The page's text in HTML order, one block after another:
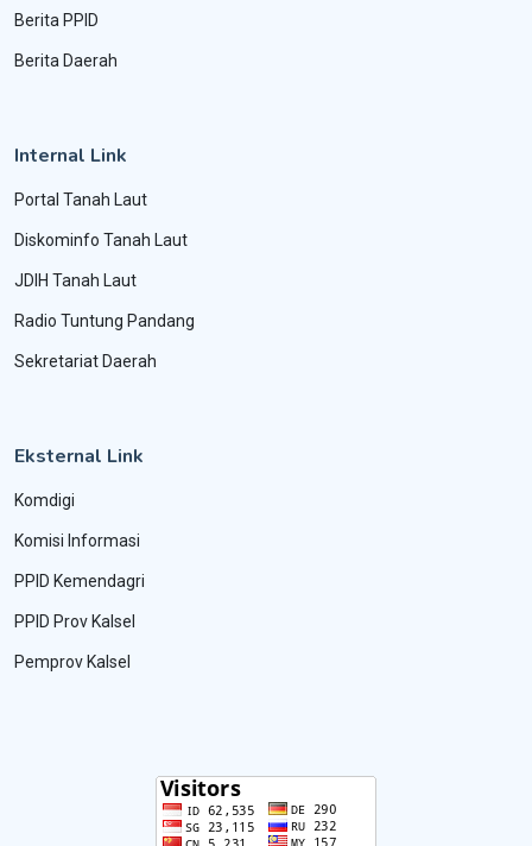
Berita PPID
Berita Daerah
Internal Link
Portal Tanah Laut
Diskominfo Tanah Laut
JDIH Tanah Laut
Radio Tuntung Pandang
Sekretariat Daerah
Eksternal Link
Komdigi
Komisi Informasi
PPID Kemendagri
PPID Prov Kalsel
Pemprov Kalsel